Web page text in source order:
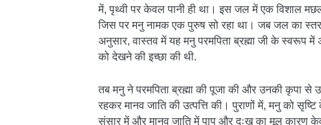
में, पृथ्वी पर केवल पानी ही था। इस जल में एक विशाल
जिस पर मनु नामक एक पुरुष सो रहा था। जब जल का
अनुसार, वास्तव में यह मनु परमपिता ब्रह्मा जी के स्वरूप
को देखने की इच्छा की थी.
तब मनु ने परमपिता ब्रह्मा की पूजा की और उनकी कृपा से
रहकर मानव जाति की उत्पत्ति की। पुराणों में, मनु को
संसार में और मानव जाति में पाप और दुःख का मूल कारण